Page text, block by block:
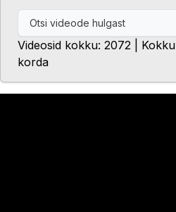
Videosid kokku: 2072 |
korda